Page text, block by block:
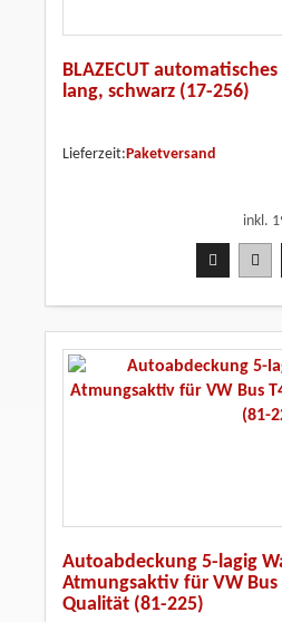
BLAZECUT
lang, schwarz (17-256)
Lieferzeit: Paketversand
inkl.
Autoabdeckung 5-lagig
Atmungsaktiv für VW Bus
Qualität (81-225)